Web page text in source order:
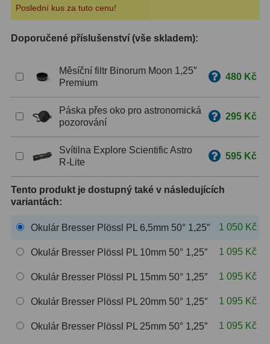
Měřící, s mřížkou6
Ostatní30
Doplňky
Filtry 182
Měsíční a Polarizační23
Sluneční43
CLS a UHC18
Širokopásmové13
OIII9
Hβ6
SII 2
Poslední kus za tuto cenu!
Doporučené příslušenství (vše skladem):
Měsíční filtr Binorum Moon 1,25″
Premium
480 Kč
Páska přes oko pro astronomická
pozorování
295 Kč
Svítilna Explore Scientific Astro
R-Lite
595 Kč
Tento produkt je dostupný také v následujících
variantách:
Okulár Bresser Plössl PL 6,5mm 50° 1,25″ 1 050 Kč
Okulár Bresser Plössl PL 10mm 50° 1,25″ 1 095 Kč
Okulár Bresser Plössl PL 15mm 50° 1,25″ 1 095 Kč
Okulár Bresser Plössl PL 20mm 50° 1,25″ 1 095 Kč
Okulár Bresser Plössl PL 25mm 50° 1,25″ 1 095 Kč